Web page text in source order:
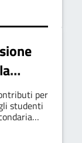
per
studenti